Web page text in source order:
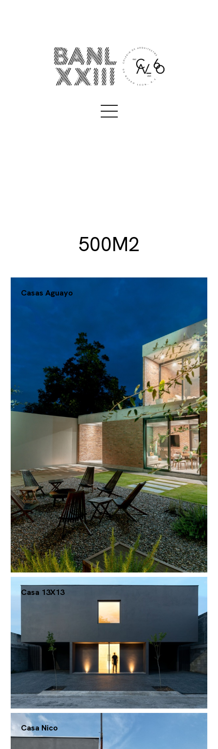
500M2
Casas Aguayo
Casa 13X13
Casa Nico